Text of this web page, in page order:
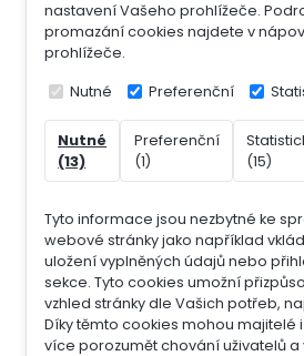
nastavení Vašeho prohlížeče.
promazání cookies najdete v
prohlížeče.
Nutné Preferenční
Nutné
(13)
Preferenční
(1)
(15)
Tyto informace jsou nezbytné ke
webové stránky jako například
uložení vyplněných údajů nebo
sekce. Tyto cookies umožní
vzhled stránky dle Vašich potřeb,
Díky těmto cookies mohou majitelé
více porozumět chování uživatelů a